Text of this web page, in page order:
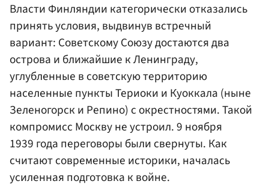
Власти Финляндии категорически отказались
принять условия, выдвинув встречный
вариант: Советскому Союзу достаются два
острова и ближайшие к Ленинграду,
углубленные в советскую территорию
населенные пункты Териоки и Куоккала (ныне
Зеленогорск и Репино) с окрестностями. Такой
компромисс Москву не устроил. 9 ноября
1939 года переговоры были свернуты. Как
считают современные историки, началась
усиленная подготовка к войне.